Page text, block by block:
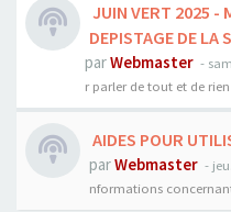
JUIN VERT 2025 -
DEPISTAGE DE LA
parWebmaster -
r parler de tout et de rien
AIDES POUR
parWebmaster -
nformations